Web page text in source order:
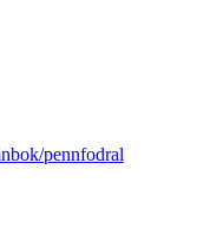
pennfodral